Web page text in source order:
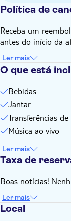
Política de
Receba um
antes do início da
Ler mais
O que está
Bebidas
Jantar
Transferências
Música ao vivo
Ler mais
Taxa de
Boas notícias!
Ler mais
Local